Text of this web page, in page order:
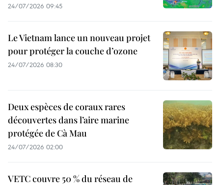
24/07/2026 09:45
Le Vietnam lance un nouveau projet
pour protéger la couche d’ozone
24/07/2026 08:30
Deux espèces de coraux rares
découvertes dans l’aire marine
protégée de Cà Mau
24/07/2026 02:00
VETC couvre 50 % du réseau de